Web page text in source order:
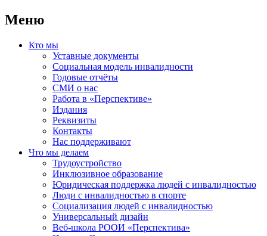
Меню
Кто мы
Уставные документы
Социальная модель инвалидности
Годовые отчёты
СМИ о нас
Работа в «Перспективе»
Издания
Реквизиты
Контакты
Нас поддерживают
Что мы делаем
Трудоустройство
Инклюзивное образование
Юридическая поддержка людей с инвалидностью
Люди с инвалидностью в спорте
Социализация людей с инвалидностью
Универсальный дизайн
Веб-школа РООИ «Перспектива»